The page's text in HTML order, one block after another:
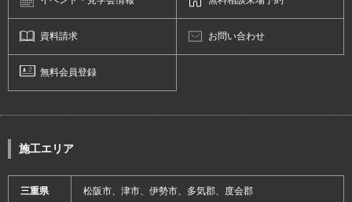
資料請求 お問い合わせ
無料会員登録
施工エリア
三重県 松阪市、津市、伊勢市、多気郡、度会郡